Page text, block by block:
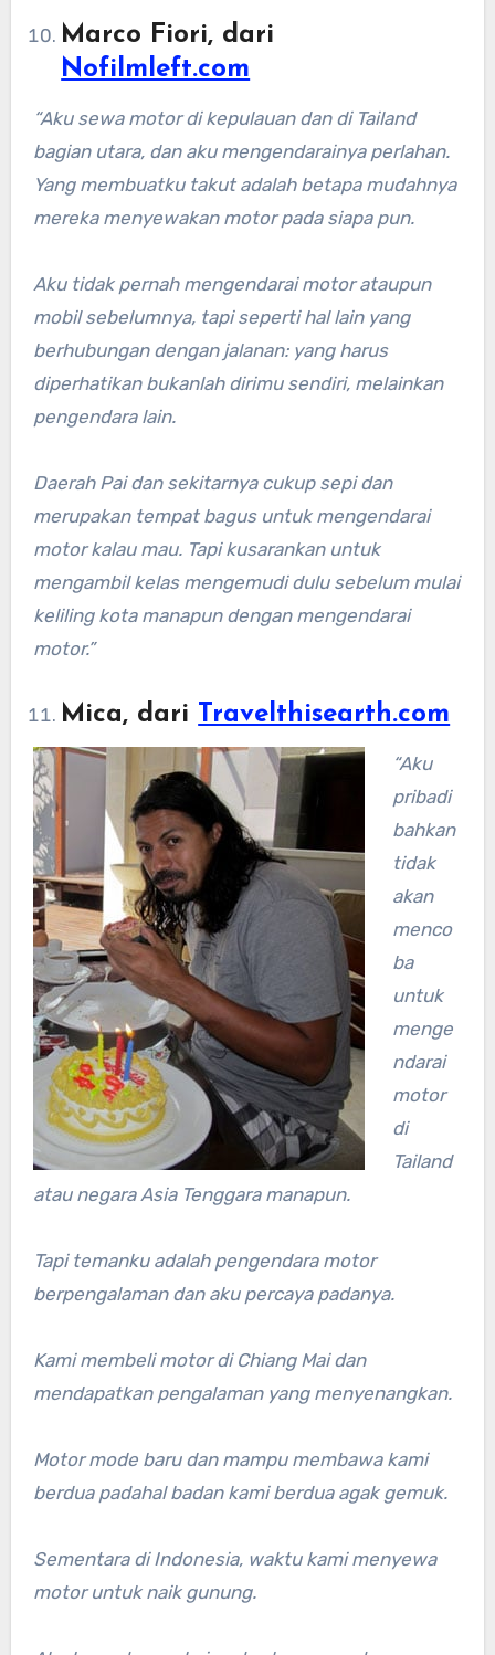
Marco Fiori, dari
Nofilmleft.com
“Aku sewa motor di kepulauan dan di Tailand
bagian utara, dan aku mengendarainya perlahan.
Yang membuatku takut adalah betapa mudahnya
mereka menyewakan motor pada siapa pun.
Aku tidak pernah mengendarai motor ataupun
mobil sebelumnya, tapi seperti hal lain yang
berhubungan dengan jalanan: yang harus
diperhatikan bukanlah dirimu sendiri, melainkan
pengendara lain.
Daerah Pai dan sekitarnya cukup sepi dan
merupakan tempat bagus untuk mengendarai
motor kalau mau. Tapi kusarankan untuk
mengambil kelas mengemudi dulu sebelum mulai
keliling kota manapun dengan mengendarai
motor.”
Mica, dari Travelthisearth.com
“Aku
pribadi
bahkan
tidak
akan
menco
ba
untuk
menge
ndarai
motor
di
Tailand
atau negara Asia Tenggara manapun.
Tapi temanku adalah pengendara motor
berpengalaman dan aku percaya padanya.
Kami membeli motor di Chiang Mai dan
mendapatkan pengalaman yang menyenangkan.
Motor mode baru dan mampu membawa kami
berdua padahal badan kami berdua agak gemuk.
Sementara di Indonesia, waktu kami menyewa
motor untuk naik gunung.